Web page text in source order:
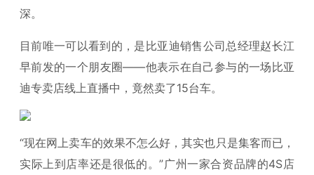
深。
目前唯一可以看到的，是比亚迪销售公司总经理赵长江
早前发的一个朋友圈——他表示在自己参与的一场比亚
迪专卖店线上直播中，竟然卖了15台车。
“现在网上卖车的效果不怎么好，其实也只是集客而已，
实际上到店率还是很低的。”广州一家合资品牌的4S店